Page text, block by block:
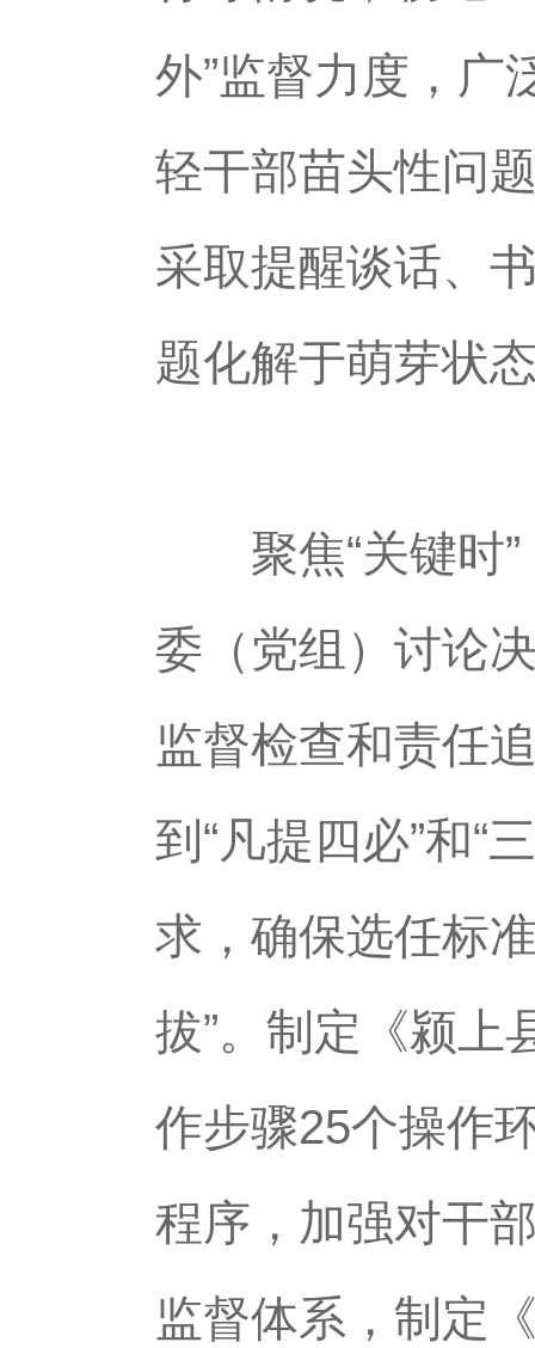
外”监督力度，广
轻干部苗头性问
采取提醒谈话、
题化解于萌芽状
聚焦“关键时”
委（党组）讨论
监督检查和责任
到“凡提四必”和“
求，确保选任标
拔”。制定《颍上
作步骤25个操作
程序，加强对干
监督体系，制定